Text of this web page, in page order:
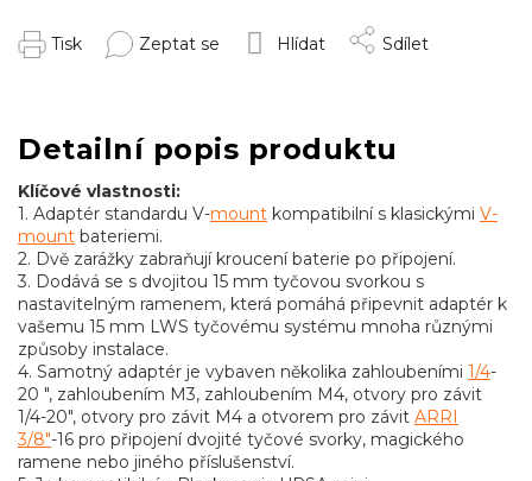
Tisk Zeptat se Hlídat Sdílet
Detailní popis produktu
Klíčové vlastnosti:
1. Adaptér standardu V-mount kompatibilní s klasickými V-
mount bateriemi.
2. Dvě zarážky zabraňují kroucení baterie po připojení.
3. Dodává se s dvojitou 15 mm tyčovou svorkou s
nastavitelným ramenem, která pomáhá připevnit adaptér k
vašemu 15 mm LWS tyčovému systému mnoha různými
způsoby instalace.
4. Samotný adaptér je vybaven několika zahloubeními 1/4-
20 ", zahloubením M3, zahloubením M4, otvory pro závit
1/4-20", otvory pro závit M4 a otvorem pro závit ARRI
3/8"-16 pro připojení dvojité tyčové svorky, magického
ramene nebo jiného příslušenství.